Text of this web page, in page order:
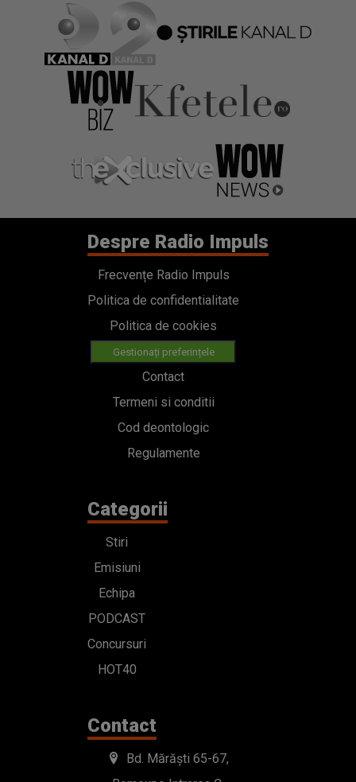
Despre Radio Impuls
Frecvențe Radio Impuls
Politica de confidentialitate
Politica de cookies
Gestionați preferințele
Contact
Termeni si conditii
Cod deontologic
Regulamente
Categorii
Stiri
Emisiuni
Echipa
PODCAST
Concursuri
HOT40
Contact
Bd. Mărăști 65-67,